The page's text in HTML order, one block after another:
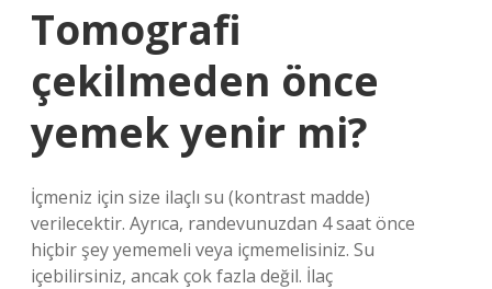
Tomografi
çekilmeden önce
yemek yenir mi?
İçmeniz için size ilaçlı su (kontrast madde)
verilecektir. Ayrıca, randevunuzdan 4 saat önce
hiçbir şey yememeli veya içmemelisiniz. Su
içebilirsiniz, ancak çok fazla değil. İlaç